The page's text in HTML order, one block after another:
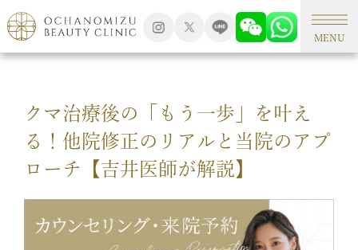
MENU
TOP 形成外科手術
クマ治療後の「もう一歩」を叶え
る！他院修正のリアルと当院のアプ
ローチ【吉井医師が解説】